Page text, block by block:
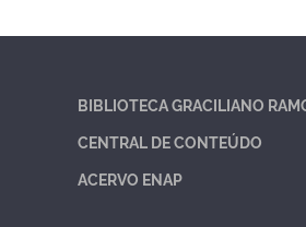
BIBLIOTECA GRACILIANO
CENTRAL DE CONTEÚDO
ACERVO ENAP